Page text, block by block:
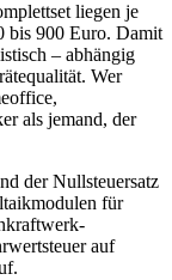
liegen je
bis 900 Euro. Damit
– abhängig
Wer
als jemand, der
der Nullsteuersatz
für
auf